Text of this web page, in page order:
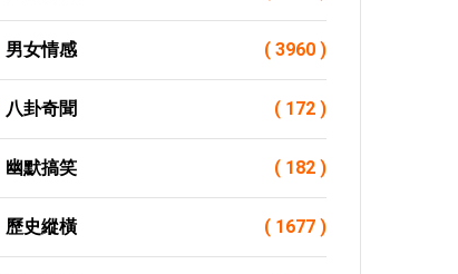
男女情感 ( 3960 )
八卦奇聞 ( 172 )
幽默搞笑 ( 182 )
歷史縱橫 ( 1677 )